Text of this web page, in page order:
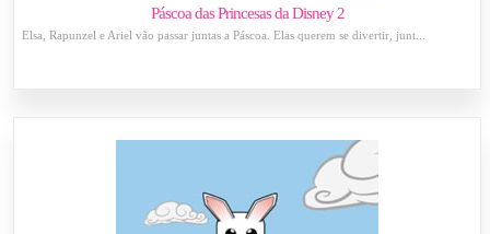
Páscoa das Princesas da Disney 2
Elsa, Rapunzel e Ariel vão passar juntas a Páscoa. Elas querem se divertir, junt...